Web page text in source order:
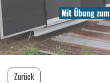
Mit Übung
Zurück